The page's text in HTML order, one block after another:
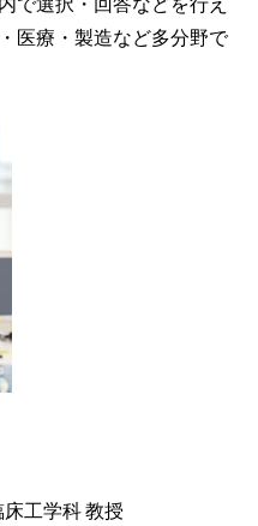
医療・製造など多分野で
工学科 教授